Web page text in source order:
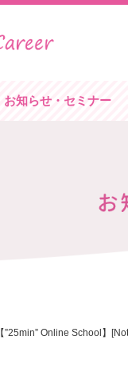
お知らせ・セミナー
【”25min” Online School】